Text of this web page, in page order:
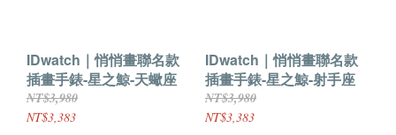
IDwatch｜悄悄畫聯名款
插畫手錶-星之鯨-天蠍座
NT$3,980
NT$3,383
IDwatch｜悄悄畫聯名款
插畫手錶-星之鯨-射手座
NT$3,980
NT$3,383